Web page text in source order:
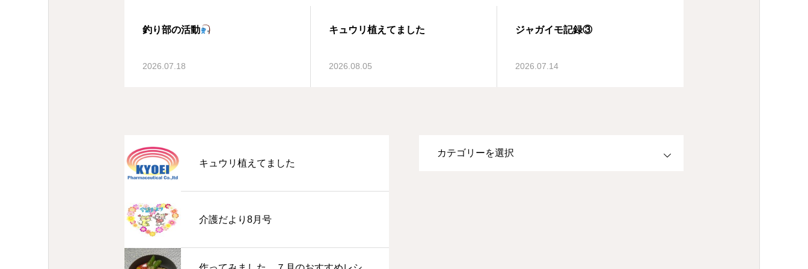
釣り部の活動
2026.07.18
キュウリ植えてました
2026.08.05
ジャガイモ記録③
2026.07.14
キュウリ植えてました
介護だより8月号